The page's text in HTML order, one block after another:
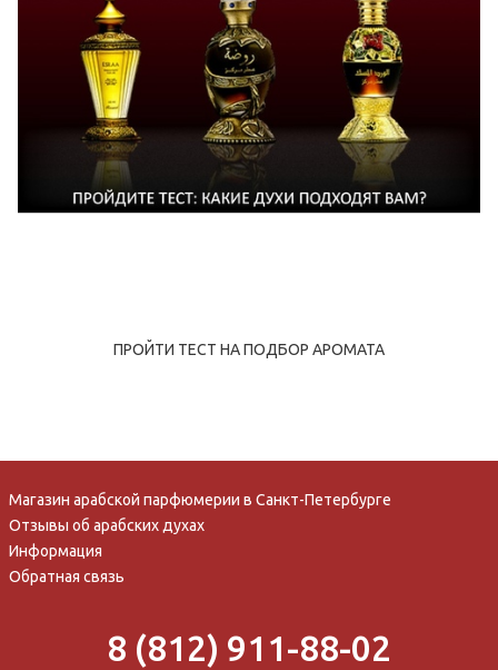
ПРОЙТИ ТЕСТ НА ПОДБОР АРОМАТА
Магазин арабской парфюмерии в Санкт-Петербурге
Отзывы об арабских духах
Информация
Обратная связь
8 (812) 911-88-02